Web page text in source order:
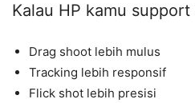
Kalau HP kamu
Drag shoot lebih mulus
Tracking lebih responsif
Flick shot lebih presisi